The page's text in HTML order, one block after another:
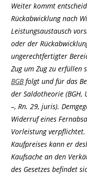
Weiter kommt
Rückabwicklung nach
Leistungsaustausch
oder der
ungerechtfertigter
Zug um Zug zu
BGBfolgt und für das
der Saldotheorie
–, Rn. 29, juris).
Widerruf eines
Vorleistung verpflichtet.
Kaufpreises kann er
Kaufsache an den
des Gesetzes befindet